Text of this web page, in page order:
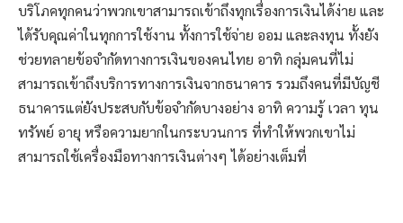
บริโภคทุกคนว่าพวกเขาสามารถเข้าถึงทุกเรื่องการเงินได้ง่าย และ
ได้รับคุณค่าในทุกการใช้งาน ทั้งการใช้จ่าย ออม และลงทุน ทั้งยัง
ช่วยทลายข้อจำกัดทางการเงินของคนไทย อาทิ กลุ่มคนที่ไม่
สามารถเข้าถึงบริการทางการเงินจากธนาคาร รวมถึงคนที่มีบัญชี
ธนาคารแต่ยังประสบกับข้อจำกัดบางอย่าง อาทิ ความรู้ เวลา ทุน
ทรัพย์ อายุ หรือความยากในกระบวนการ ที่ทำให้พวกเขาไม่
สามารถใช้เครื่องมือทางการเงินต่างๆ ได้อย่างเต็มที่